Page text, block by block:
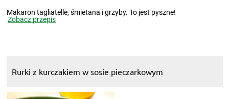
Makaron tagliatelle, śmietana i grzyby. To jest pyszne!
Zobacz przepis
Rurki z kurczakiem w sosie pieczarkowym